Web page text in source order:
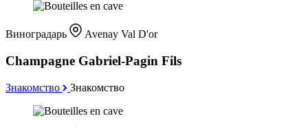
Виноградарь Avenay Val D'or
Champagne Gabriel-Pagin Fils
Знакомство Знакомство